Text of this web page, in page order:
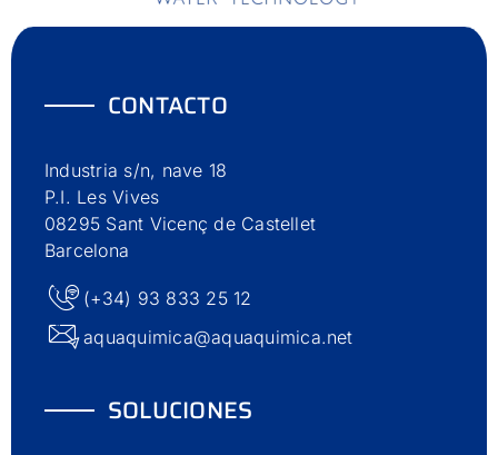
CONTACTO
Industria s/n, nave 18
P.I. Les Vives
08295 Sant Vicenç de Castellet
Barcelona
(+34) 93 833 25 12
aquaquimica@aquaquimica.net
SOLUCIONES